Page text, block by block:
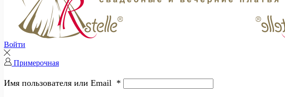
Войти
Примерочная
Имя пользователя или Email *